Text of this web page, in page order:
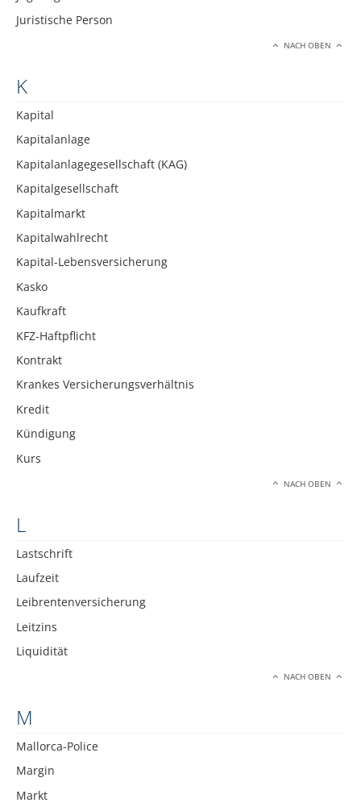
Juristische Person
NACH OBEN
K
Kapital
Kapitalanlage
Kapitalanlagegesellschaft (KAG)
Kapitalgesellschaft
Kapitalmarkt
Kapitalwahlrecht
Kapital-Lebensversicherung
Kasko
Kaufkraft
KFZ-Haftpflicht
Kontrakt
Krankes Versicherungsverhältnis
Kredit
Kündigung
Kurs
NACH OBEN
L
Lastschrift
Laufzeit
Leibrentenversicherung
Leitzins
Liquidität
NACH OBEN
M
Mallorca-Police
Margin
Markt